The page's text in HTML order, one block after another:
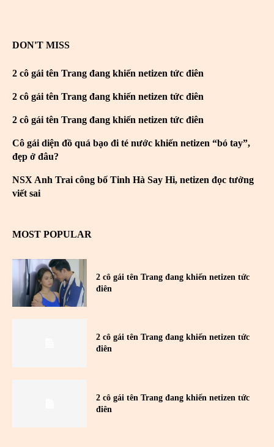
DON'T MISS
2 cô gái tên Trang đang khiến netizen tức điên
2 cô gái tên Trang đang khiến netizen tức điên
2 cô gái tên Trang đang khiến netizen tức điên
Cô gái diện đồ quá bạo đi té nước khiến netizen “bó tay”,
đẹp ở đâu?
NSX Anh Trai công bố Tinh Hà Say Hi, netizen đọc tưởng
viết sai
MOST POPULAR
2 cô gái tên Trang đang khiến netizen tức
điên
2 cô gái tên Trang đang khiến netizen tức
điên
2 cô gái tên Trang đang khiến netizen tức
điên